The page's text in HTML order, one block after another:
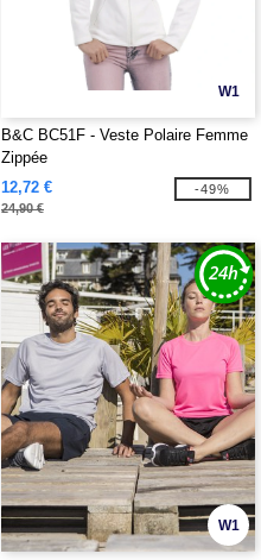
W1
B&C BC51F - Veste Polaire Femme
Zippée
12,72 €
24,90 €
-49%
W1